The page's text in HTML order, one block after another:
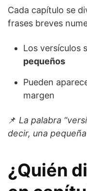
Cada capítulo se
frases breves
Los versículos
pequeños
Pueden
margen
📌 La palabra
decir, una
¿Quién